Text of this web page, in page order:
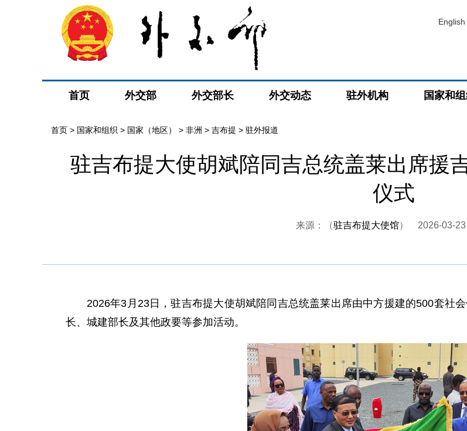
English
首页 外交部 外交部长 外交动态 驻外机构 国家和
首页 > 国家和组织 > 国家（地区） > 非洲 > 吉布提 > 驻外报道
驻吉布提大使胡斌陪同吉总统盖莱出席援
仪式
来源：（驻吉布提大使馆） 2026-03-
2026年3月23日，驻吉布提大使胡斌陪同吉总统盖莱出席由中方援建的500套社
长、城建部长及其他政要等参加活动。